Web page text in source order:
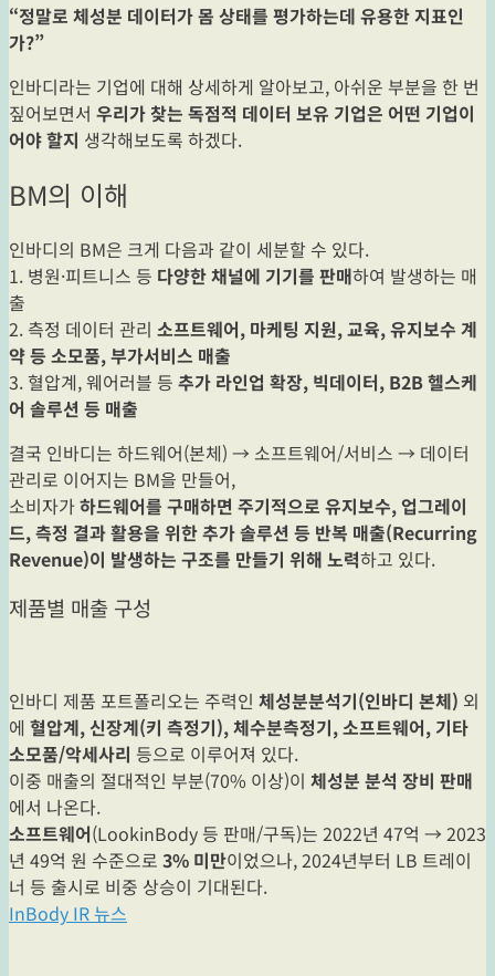
“정말로 체성분 데이터가 몸 상태를 평가하는데 유용한 지표인
가?”
인바디라는 기업에 대해 상세하게 알아보고, 아쉬운 부분을 한 번
짚어보면서 우리가 찾는 독점적 데이터 보유 기업은 어떤 기업이
어야 할지 생각해보도록 하겠다.
BM의 이해
인바디의 BM은 크게 다음과 같이 세분할 수 있다.
1. 병원·피트니스 등 다양한 채널에 기기를 판매하여 발생하는 매
출
2. 측정 데이터 관리 소프트웨어, 마케팅 지원, 교육, 유지보수 계
약 등 소모품, 부가서비스 매출
3. 혈압계, 웨어러블 등 추가 라인업 확장, 빅데이터, B2B 헬스케
어 솔루션 등 매출
결국 인바디는 하드웨어(본체) → 소프트웨어/서비스 → 데이터
관리로 이어지는 BM을 만들어,
소비자가하드웨어를 구매하면 주기적으로 유지보수, 업그레이
드, 측정 결과 활용을 위한 추가 솔루션 등 반복 매출(Recurring
Revenue)이 발생하는 구조를 만들기 위해 노력하고 있다.
제품별 매출 구성
인바디 제품 포트폴리오는 주력인 체성분분석기(인바디 본체) 외
에 혈압계, 신장계(키 측정기), 체수분측정기, 소프트웨어, 기타
소모품/악세사리 등으로 이루어져 있다.
이중 매출의 절대적인 부분(70% 이상)이 체성분 분석 장비 판매
에서 나온다.
소프트웨어(LookinBody 등 판매/구독)는 2022년 47억 → 2023
년 49억 원 수준으로 3% 미만이었으나, 2024년부터 LB 트레이
너 등 출시로 비중 상승이 기대된다.
InBody IR 뉴스